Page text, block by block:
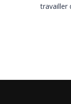
travailler